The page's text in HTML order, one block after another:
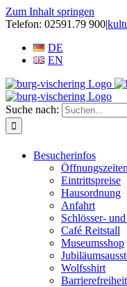
Zum Inhalt springen
Telefon: 02591.79 900|
DE
EN
Suche nach:
Besucherinfos
Öffnungszeiten
Eintrittspreise
Hausordnung
Anfahrt
Schlösser-
Café Reitstall
Museumsshop
Wolfsshirt
Barrierefreiheit